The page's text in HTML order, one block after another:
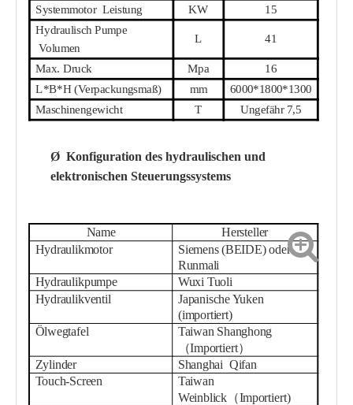
SystemmotorLeistung KW
15
HydraulischPumpe
Volumen
L 41
Max. Druck Mpa
16
L*B*H (Verpackungsmaß)
mm
6000*1800*1300
Maschinengewicht
T Ungefähr 7,5
Ø Konfiguration des hydraulischen und
elektronischen Steuerungssystems
Name Hersteller
Hydraulikmotor Siemens (BEIDE) oder
Runmali
Hydraulikpumpe
Wuxi Tuoli
Hydraulikventil Japanische Yuken
(importiert)
Ölwegtafel
Taiwan Shanghong
（Importiert）
Zylinder Shanghai Qifan
Touch-Screen
Taiwan
Weinblick （Importiert)